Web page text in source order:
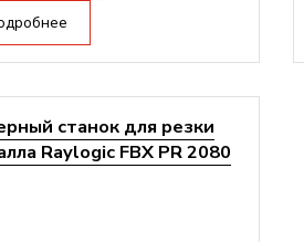
станок для резки
Raylogic FBX PR 2080